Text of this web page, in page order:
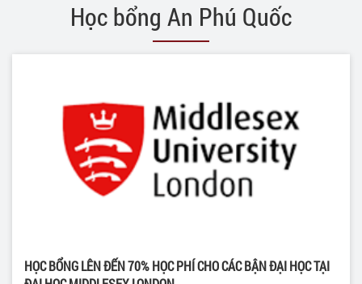
Học bổng An Phú Quốc
HỌC BỔNG LÊN ĐẾN 70% HỌC PHÍ CHO CÁC BẬN ĐẠI HỌC TẠI